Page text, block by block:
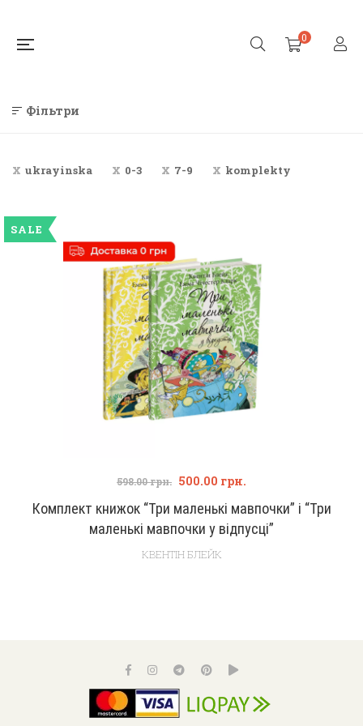
0
Фільтри
ukrayinska 0-3 7-9 komplekty
SALE
Комплект книжок “Три маленькі мавпочки” і “Три
маленькі мавпочки у відпусці”
598.00грн. 500.00 грн.
КВЕНТІН БЛЕЙК